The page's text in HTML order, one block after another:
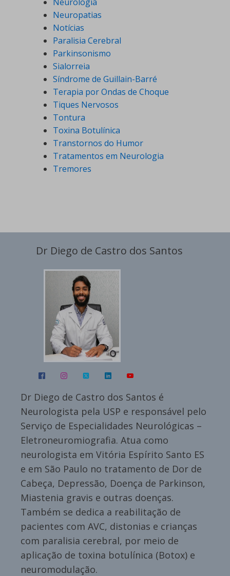
Neuropatias
Notícias
Paralisia Cerebral
Parkinsonismo
Sialorreia
Síndrome de Guillain-Barré
Terapia por Ondas de Choque
Tiques Nervosos
Tontura
Toxina Botulínica
Transtornos do Humor
Tratamentos em Neurologia
Tremores
Dr Diego de Castro dos Santos
Dr Diego de Castro dos Santos é
Neurologista pela USP e responsável pelo
Serviço de Especialidades Neurológicas –
Eletroneuromiografia. Atua como
neurologista em Vitória Espírito Santo ES
e em São Paulo no tratamento de Dor de
Cabeça, Depressão, Doença de Parkinson,
Miastenia gravis e outras doenças.
Também se dedica a reabilitação de
pacientes com AVC, distonias e crianças
com paralisia cerebral, por meio de
aplicação de toxina botulínica (Botox) e
neuromodulação.